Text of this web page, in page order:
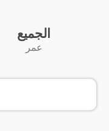
الجميع
عمر